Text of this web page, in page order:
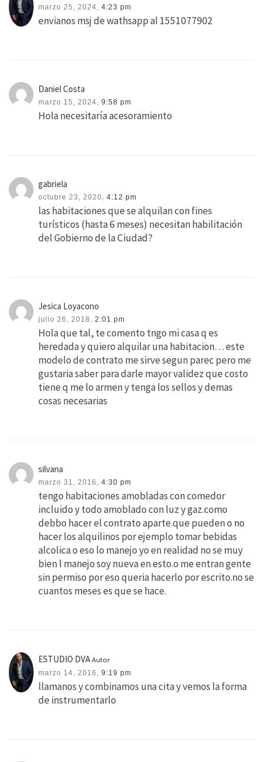
marzo 25, 2024, 4:23 pm
envianos msj de wathsapp al 1551077902
Daniel Costa
marzo 15, 2024, 9:58 pm
Hola necesitaría acesoramiento
gabriela
octubre 23, 2020, 4:12 pm
las habitaciones que se alquilan con fines
turísticos (hasta 6 meses) necesitan habilitación
del Gobierno de la Ciudad?
Jesica Loyacono
julio 26, 2018, 2:01 pm
Hola que tal, te comento tngo mi casa q es
heredada y quiero alquilar una habitacion… este
modelo de contrato me sirve segun parec pero me
gustaria saber para darle mayor validez que costo
tiene q me lo armen y tenga los sellos y demas
cosas necesarias
silvana
marzo 31, 2016, 4:30 pm
tengo habitaciones amobladas con comedor
incluido y todo amoblado con luz y gaz.como
debbo hacer el contrato aparte.que pueden o no
hacer los alquilinos por ejemplo tomar bebidas
alcolica o eso lo manejo yo en realidad no se muy
bien l manejo soy nueva en esto.o me entran gente
sin permiso por eso queria hacerlo por escrito.no se
cuantos meses es que se hace.
ESTUDIO DVA Autor
marzo 14, 2016, 9:19 pm
llamanos y combinamos una cita y vemos la forma
de instrumentarlo